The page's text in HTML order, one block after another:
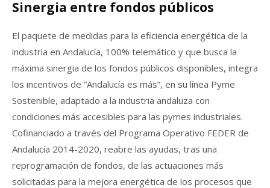
Sinergia entre fondos públicos
El paquete de medidas para la eficiencia energética de la
industria en Andalucía, 100% telemático y que busca la
máxima sinergia de los fondos públicos disponibles, integra
los incentivos de “Andalucía es más”, en su línea Pyme
Sostenible, adaptado a la industria andaluza con
condiciones más accesibles para las pymes industriales.
Cofinanciado a través del Programa Operativo FEDER de
Andalucía 2014-2020, reabre las ayudas, tras una
reprogramación de fondos, de las actuaciones más
solicitadas para la mejora energética de los procesos que